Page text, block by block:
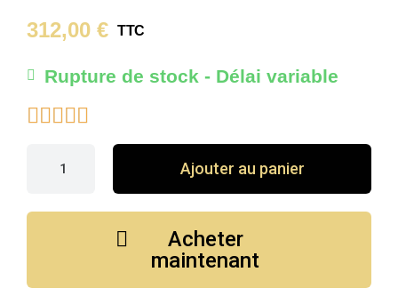
312,00 € TTC
Rupture de stock - Délai variable

Ajouter au panier
Acheter
maintenant